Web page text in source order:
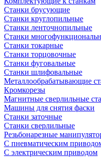
Станки брусующие
Станки круглопильные
Станки ленточнопильные
Станки
Станки токарные
Станки торцовочные
Станки фуговальные
Станки шлифовальные
Металлообрабатывающие
Кромкорезы
Магнитные сверлильные
Машины для снятия фаски
Станки заточные
Станки сверлильные
Резьбонарезные
С пневматическим
С электрическим приводом